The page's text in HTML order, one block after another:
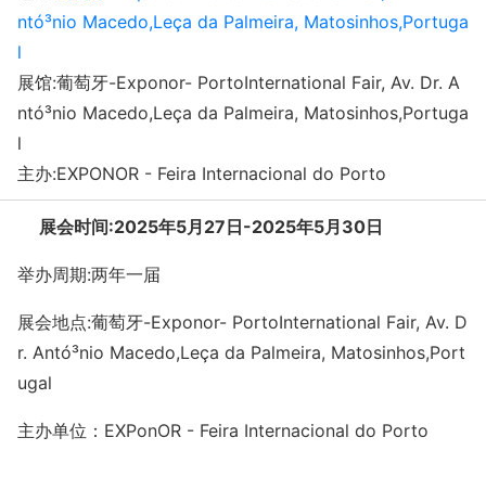
ntó³nio Macedo,Leça da Palmeira, Matosinhos,Portuga
l
展馆:葡萄牙-Exponor- PortoInternational Fair, Av. Dr. A
ntó³nio Macedo,Leça da Palmeira, Matosinhos,Portuga
l
主办:EXPONOR - Feira Internacional do Porto
展会时间:2025年5月27日-2025年5月30日
举办周期:两年一届
展会地点:葡萄牙-Exponor- PortoInternational Fair, Av. D
r. Antó³nio Macedo,Leça da Palmeira, Matosinhos,Port
ugal
主办单位：EXPonOR - Feira Internacional do Porto